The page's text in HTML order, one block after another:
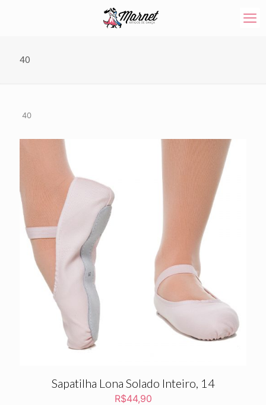
40
40
Sapatilha Lona Solado Inteiro, 14
R$44,90